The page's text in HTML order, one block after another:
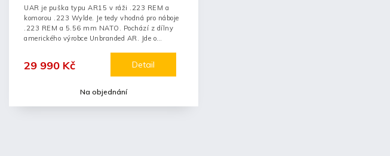
Na objednání
29 990 Kč Detail
UAR je puška typu AR15 v ráži .223 REM a
komorou .223 Wylde. Je tedy vhodná pro náboje
.223 REM a 5.56 mm NATO. Pochází z dílny
amerického výrobce Unbranded AR. Jde o